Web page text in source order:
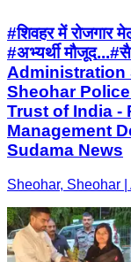
#शिवहर में रोजगार
#अभ्यर्थी
Administration
Sheohar
Trust of India -
Management
Sudama News
Sheohar, Sheohar